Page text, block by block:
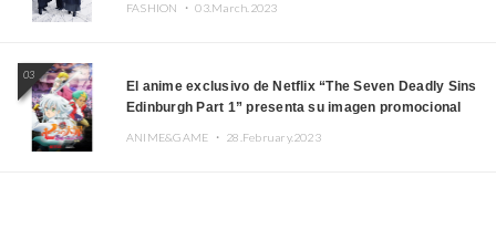
FASHION ・03.March.2023
03
El anime exclusivo de Netflix “The Seven Deadly Sins
Edinburgh Part 1” presenta su imagen promocional
ANIME&GAME ・ 28.February.2023